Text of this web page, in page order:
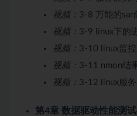
视频： 3-8 万能的sar
视频： 3-9 linux下的
视频： 3-10 linux监
视频： 3-11 nmon结
视频： 3-12 linux服
第4章 数据驱动性能测试